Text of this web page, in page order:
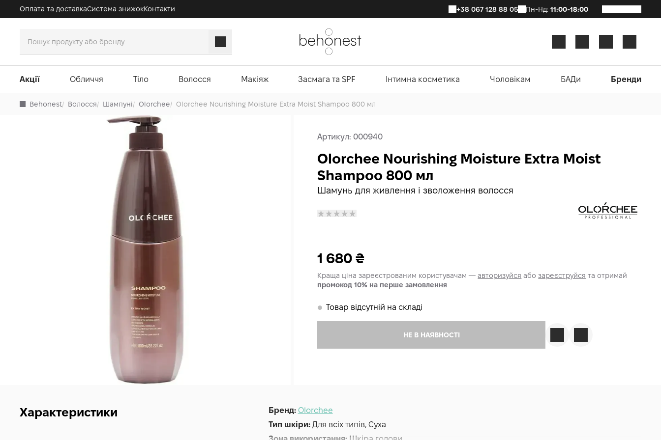
Оплата та доставкаСистема знижокКонтакти +38 067 128 88 05 Пн-Нд: 11:00-18:00
Акції Обличчя Тіло Волосся Макіяж Засмага та SPF Інтимна косметика Чоловікам БАДи Бренди
Behonest/ Волосся/ Шампуні/ Olorchee/ Olorchee Nourishing Moisture Extra Moist Shampoo 800 мл
Артикул:000940
Шамунь для живлення і зволоження волосся
Olorchee Nourishing Moisture Extra Moist
Shampoo 800 мл
1 680₴
Краща ціна зареєстрованим користувачам —авторизуйся абозареєструйся та отримай
промокод 10% на перше замовлення
𒊹 Товар відсутній на складі
НЕ В НАЯВНОСТІ
Характеристики Бренд: Olorchee
Тип шкіри: Для всіх типів, Суха